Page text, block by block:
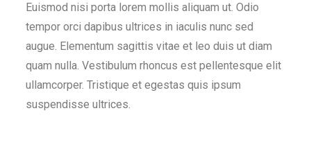
Euismod nisi porta lorem mollis aliquam ut. Odio
tempor orci dapibus ultrices in iaculis nunc sed
augue. Elementum sagittis vitae et leo duis ut diam
quam nulla. Vestibulum rhoncus est pellentesque elit
ullamcorper. Tristique et egestas quis ipsum
suspendisse ultrices.